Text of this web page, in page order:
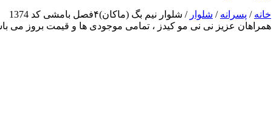
خانه / پسرانه / شلوار / شلوار نیم بگ (ماکان)۴فصل بامشی کد 1374
همراهان عزیز نی نی مو کیدز ، تمامی موجودی ها و قیمت بروز می